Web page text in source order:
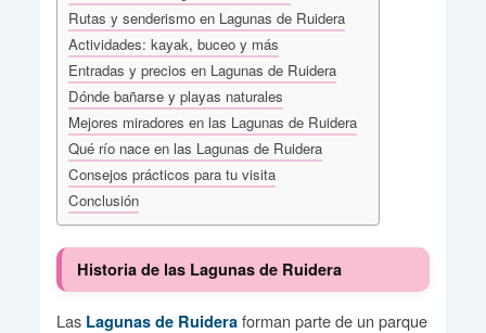
Rutas y senderismo en Lagunas de Ruidera
Actividades: kayak, buceo y más
Entradas y precios en Lagunas de Ruidera
Dónde bañarse y playas naturales
Mejores miradores en las Lagunas de Ruidera
Qué río nace en las Lagunas de Ruidera
Consejos prácticos para tu visita
Conclusión
Historia de las Lagunas de Ruidera
Las Lagunas de Ruideraforman parte de un parque